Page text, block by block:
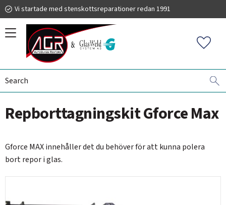
Vi startade med stenskottsreparationer redan 1991
SCRATCH REMOVAL
Repborttagningskit Gforce Max
Gforce MAX innehåller det du behöver för att kunna polera
bort repor i glas.
019 225 220